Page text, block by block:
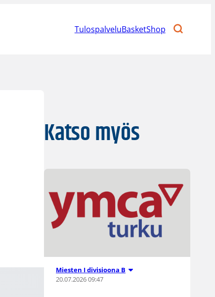
TulospalveluBasketShop
Katso myös
Miesten I divisioona B
20.07.2026 09:47